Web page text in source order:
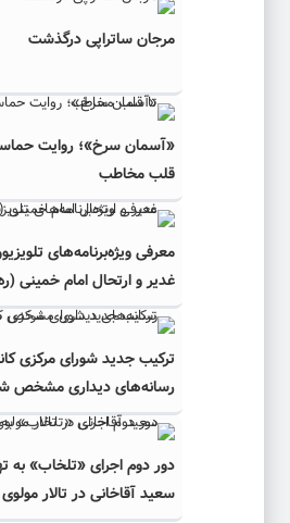
مرجان ساتراپی درگذشت
«آسمان سرخ»؛ روایت
قلب مخاطب
معرفی ویژه‌برنامه‌های
غدیر و ارتحال امام خمینی
ترکیب جدید شورای مرکزی
رسانه‌های دیداری مشخص
دور دوم اجرای «تلخاب» به
سعید آقاخانی در تالار مولوی